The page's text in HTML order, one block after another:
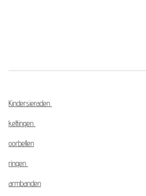
Kindersieraden
kettingen
oorbellen
ringen
armbanden